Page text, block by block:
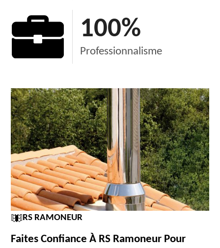
100%
Professionnalisme
RS RAMONEUR
Faites Confiance À RS Ramoneur Pour